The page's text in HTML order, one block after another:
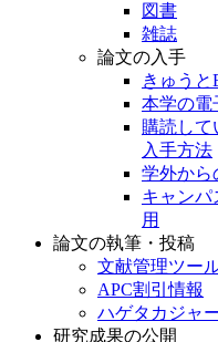
図書
雑誌
論文の入手
きゅうと
本学の電
購読して
入手方法
学外から
キャンパ
用
論文の執筆・投稿
文献管理ツー
APC割引情報
ハゲタカジャ
研究成果の公開